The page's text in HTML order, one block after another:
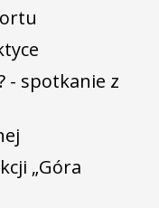
- spotkanie z
„Góra